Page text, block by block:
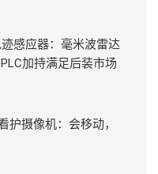
感应器：毫米波雷达
加持满足后装市场
护摄像机：会移动，